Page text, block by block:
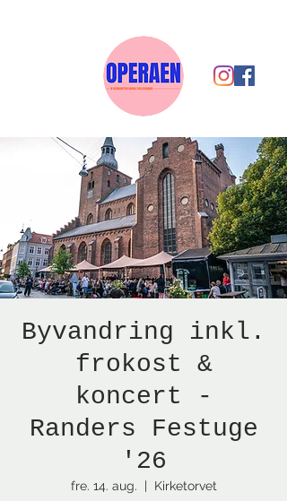
Byvandring inkl.
frokost &
koncert -
Randers Festuge
'26
fre. 14. aug.
  |
Kirketorvet